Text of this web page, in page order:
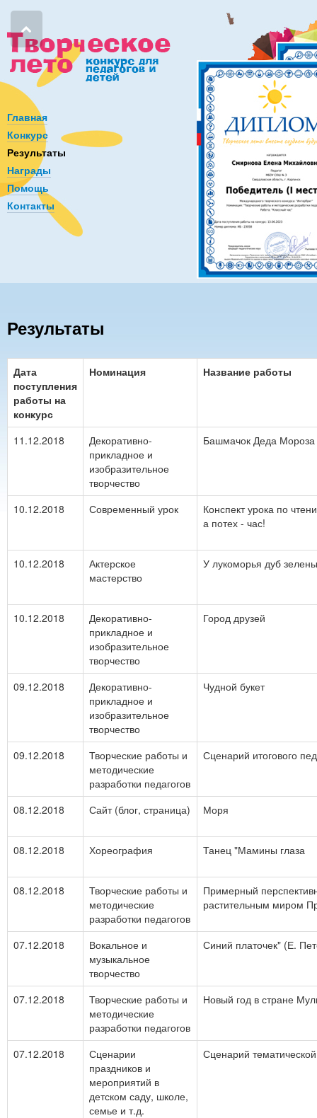
Главная
Конкурс
Результаты
Награды
Помощь
Контакты
Результаты
Дата
поступления
работы на
конкурс
Номинация Название работы
11.12.2018
Декоративно-
прикладное и
изобразительное
творчество
Башмачок Деда Мороза
10.12.2018 Современный урок
Конспект урока по
а потех - час!
10.12.2018
Актерское
мастерство
У лукоморья дуб
10.12.2018
Декоративно-
прикладное и
изобразительное
творчество
Город друзей
09.12.2018
Декоративно-
прикладное и
изобразительное
творчество
Чудной букет
09.12.2018
Творческие работы и
методические
разработки педагогов
Сценарий итогового
08.12.2018 Сайт (блог, страница) Моря
08.12.2018 Хореография Танец "Мамины глаза
08.12.2018
Творческие работы и
методические
разработки педагогов
Примерный
растительным миром
07.12.2018
Вокальное и
музыкальное
творчество
Синий платочек" (Е.
07.12.2018
Творческие работы и
методические
разработки педагогов
Новый год в стране
07.12.2018
Сценарии
праздников и
мероприятий в
детском саду, школе,
семье и т.д.
Сценарий